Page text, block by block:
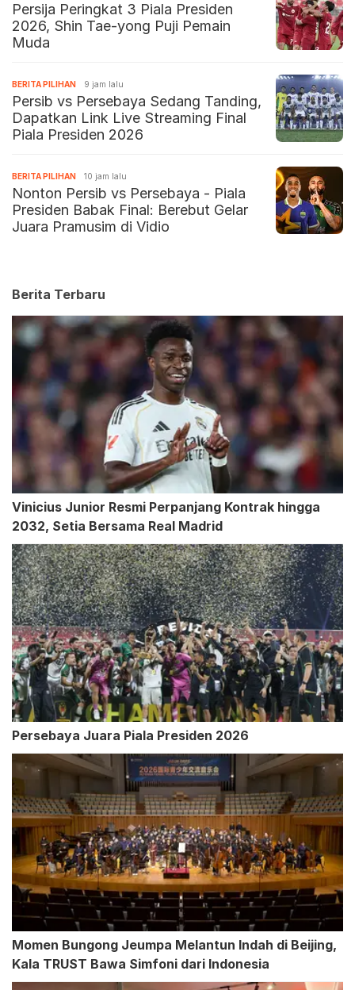
Persija Peringkat 3 Piala Presiden
2026, Shin Tae-yong Puji Pemain
Muda
BERITA PILIHAN 9 jam lalu
Persib vs Persebaya Sedang Tanding,
Dapatkan Link Live Streaming Final
Piala Presiden 2026
BERITA PILIHAN 10 jam lalu
Nonton Persib vs Persebaya - Piala
Presiden Babak Final: Berebut Gelar
Juara Pramusim di Vidio
Berita Terbaru
Vinicius Junior Resmi Perpanjang Kontrak hingga
2032, Setia Bersama Real Madrid
Persebaya Juara Piala Presiden 2026
Momen Bungong Jeumpa Melantun Indah di Beijing,
Kala TRUST Bawa Simfoni dari Indonesia